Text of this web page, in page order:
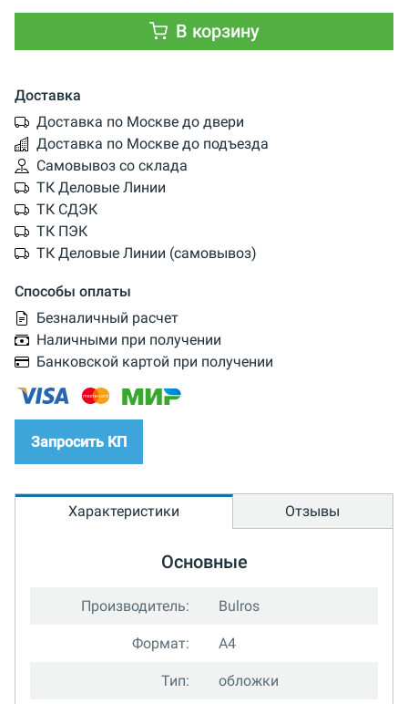
В корзину
Доставка
Доставка по Москве до двери
Доставка по Москве до подъезда
Самовывоз со склада
ТК Деловые Линии
ТК СДЭК
ТК ПЭК
ТК Деловые Линии (самовывоз)
Способы оплаты
Безналичный расчет
Наличными при получении
Банковской картой при получении
Запросить КП
Характеристики Отзывы
Основные
Производитель: Bulros
Формат: A4
Тип: обложки